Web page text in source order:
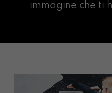
immagine che ti